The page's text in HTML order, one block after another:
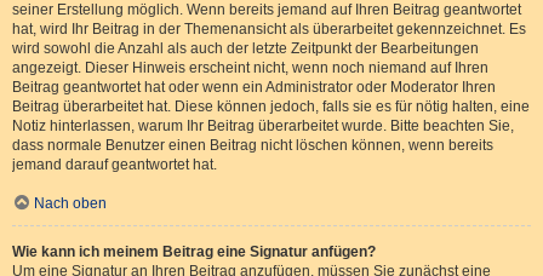
seiner Erstellung möglich. Wenn bereits jemand auf Ihren Beitrag geantwortet
hat, wird Ihr Beitrag in der Themenansicht als überarbeitet gekennzeichnet. Es
wird sowohl die Anzahl als auch der letzte Zeitpunkt der Bearbeitungen
angezeigt. Dieser Hinweis erscheint nicht, wenn noch niemand auf Ihren
Beitrag geantwortet hat oder wenn ein Administrator oder Moderator Ihren
Beitrag überarbeitet hat. Diese können jedoch, falls sie es für nötig halten, eine
Notiz hinterlassen, warum Ihr Beitrag überarbeitet wurde. Bitte beachten Sie,
dass normale Benutzer einen Beitrag nicht löschen können, wenn bereits
jemand darauf geantwortet hat.
Nach oben
Wie kann ich meinem Beitrag eine Signatur anfügen?
Um eine Signatur an Ihren Beitrag anzufügen, müssen Sie zunächst eine